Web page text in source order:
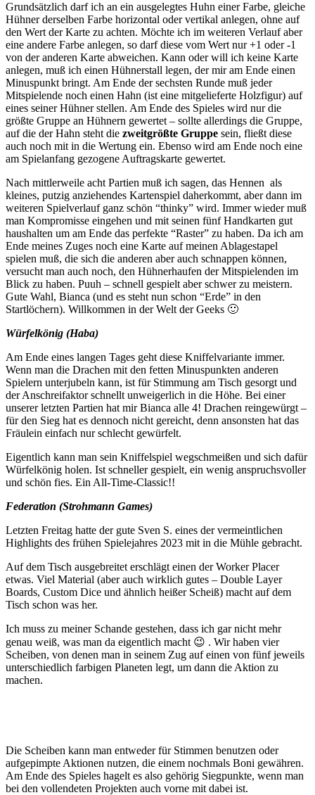
Grundsätzlich darf ich an ein ausgelegtes Huhn einer Farbe, gleiche
Hühner derselben Farbe horizontal oder vertikal anlegen, ohne auf
den Wert der Karte zu achten. Möchte ich im weiteren Verlauf aber
eine andere Farbe anlegen, so darf diese vom Wert nur +1 oder -1
von der anderen Karte abweichen. Kann oder will ich keine Karte
anlegen, muß ich einen Hühnerstall legen, der mir am Ende einen
Minuspunkt bringt. Am Ende der sechsten Runde muß jeder
Mitspielende noch einen Hahn (ist eine mitgelieferte Holzfigur) auf
eines seiner Hühner stellen. Am Ende des Spieles wird nur die
größte Gruppe an Hühnern gewertet – sollte allerdings die Gruppe,
auf die der Hahn steht die zweitgrößte Gruppe sein, fließt diese
auch noch mit in die Wertung ein. Ebenso wird am Ende noch eine
am Spielanfang gezogene Auftragskarte gewertet.
Nach mittlerweile acht Partien muß ich sagen, das Hennen als
kleines, putzig anziehendes Kartenspiel daherkommt, aber dann im
weiteren Spielverlauf ganz schön “thinky” wird. Immer wieder muß
man Kompromisse eingehen und mit seinen fünf Handkarten gut
haushalten um am Ende das perfekte “Raster” zu haben. Da ich am
Ende meines Zuges noch eine Karte auf meinen Ablagestapel
spielen muß, die sich die anderen aber auch schnappen können,
versucht man auch noch, den Hühnerhaufen der Mitspielenden im
Blick zu haben. Puuh – schnell gespielt aber schwer zu meistern.
Gute Wahl, Bianca (und es steht nun schon “Erde” in den
Startlöchern). Willkommen in der Welt der Geeks 🙂
Würfelkönig (Haba)
Am Ende eines langen Tages geht diese Kniffelvariante immer.
Wenn man die Drachen mit den fetten Minuspunkten anderen
Spielern unterjubeln kann, ist für Stimmung am Tisch gesorgt und
der Anschreifaktor schnellt unweigerlich in die Höhe. Bei einer
unserer letzten Partien hat mir Bianca alle 4! Drachen reingewürgt –
für den Sieg hat es dennoch nicht gereicht, denn ansonsten hat das
Fräulein einfach nur schlecht gewürfelt.
Eigentlich kann man sein Kniffelspiel wegschmeißen und sich dafür
Würfelkönig holen. Ist schneller gespielt, ein wenig anspruchsvoller
und schön fies. Ein All-Time-Classic!!
Federation (Strohmann Games)
Letzten Freitag hatte der gute Sven S. eines der vermeintlichen
Highlights des frühen Spielejahres 2023 mit in die Mühle gebracht.
Auf dem Tisch ausgebreitet erschlägt einen der Worker Placer
etwas. Viel Material (aber auch wirklich gutes – Double Layer
Boards, Custom Dice und ähnlich heißer Scheiß) macht auf dem
Tisch schon was her.
Ich muss zu meiner Schande gestehen, dass ich gar nicht mehr
genau weiß, was man da eigentlich macht 😉 . Wir haben vier
Scheiben, von denen man in seinem Zug auf einen von fünf jeweils
unterschiedlich farbigen Planeten legt, um dann die Aktion zu
machen.
Die Scheiben kann man entweder für Stimmen benutzen oder
aufgepimpte Aktionen nutzen, die einem nochmals Boni gewähren.
Am Ende des Spieles hagelt es also gehörig Siegpunkte, wenn man
bei den vollendeten Projekten auch vorne mit dabei ist.